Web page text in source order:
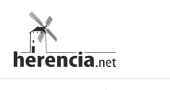
contenido